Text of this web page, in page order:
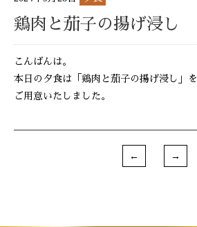
鶏肉と茄子の揚げ浸し
こんばんは。
本日の夕食は「鶏肉と茄子の揚げ浸し」を
ご用意いたしました。